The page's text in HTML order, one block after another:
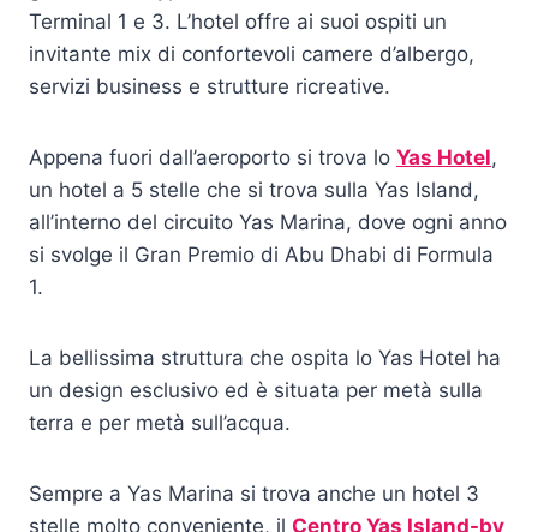
Terminal 1 e 3. L’hotel offre ai suoi ospiti un
invitante mix di confortevoli camere d’albergo,
servizi business e strutture ricreative.
Appena fuori dall’aeroporto si trova lo Yas Hotel,
un hotel a 5 stelle che si trova sulla Yas Island,
all’interno del circuito Yas Marina, dove ogni anno
si svolge il Gran Premio di Abu Dhabi di Formula
1.
La bellissima struttura che ospita lo Yas Hotel ha
un design esclusivo ed è situata per metà sulla
terra e per metà sull’acqua.
Sempre a Yas Marina si trova anche un hotel 3
stelle molto conveniente, il Centro Yas Island-by